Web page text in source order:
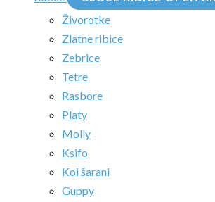
Živorotke
Zlatne ribice
Zebrice
Tetre
Rasbore
Platy
Molly
Ksifo
Koi šarani
Guppy